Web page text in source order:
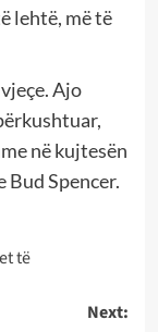
lehtë, më të
Ajo
në kujtesën
Bud Spencer.
të
Next: